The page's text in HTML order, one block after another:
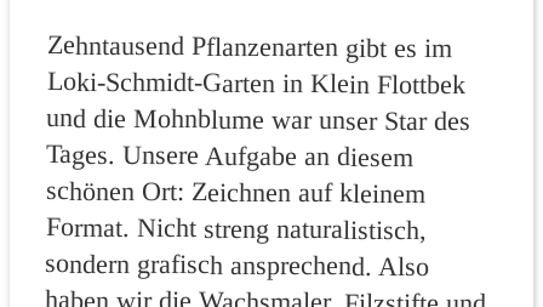
Zehntausend Pflanzenarten gibt es im
Loki-Schmidt-Garten in Klein Flottbek
und die Mohnblume war unser Star des
Tages. Unsere Aufgabe an diesem
schönen Ort: Zeichnen auf kleinem
Format. Nicht streng naturalistisch,
sondern grafisch ansprechend. Also
haben wir die Wachsmaler, Filzstifte und